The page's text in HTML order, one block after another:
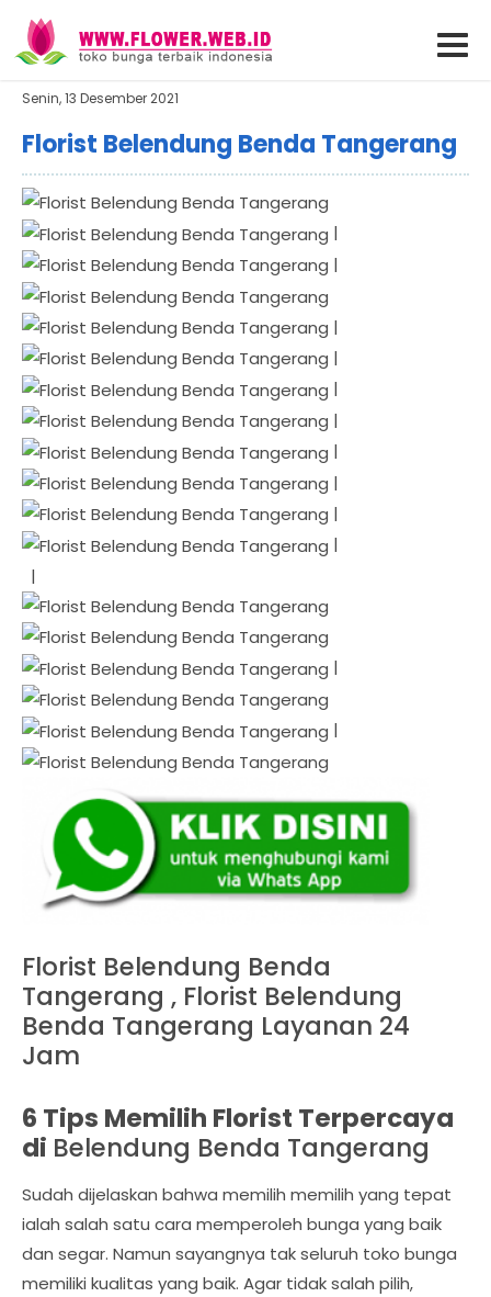
Senin, 13 Desember 2021
Florist Belendung Benda Tangerang
|
|
|
|
|
|
|
|
|
|
|
|
|
Florist Belendung Benda
Tangerang , Florist Belendung
Benda Tangerang Layanan 24
Jam
6 Tips Memilih Florist Terpercaya
di Belendung Benda Tangerang
Sudah dijelaskan bahwa memilih memilih yang tepat
ialah salah satu cara memperoleh bunga yang baik
dan segar. Namun sayangnya tak seluruh toko bunga
memiliki kualitas yang baik. Agar tidak salah pilih,